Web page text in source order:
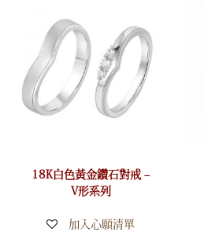
18K白色黃金鑽石對戒 –
V形系列
加入心願清單